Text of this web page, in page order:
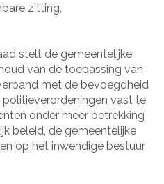
zitting,
stelt de gemeentelijke
van de toepassing van
met de bevoegdheid
vast te
onder meer betrekking
beleid, de gemeentelijke
op het inwendige bestuur